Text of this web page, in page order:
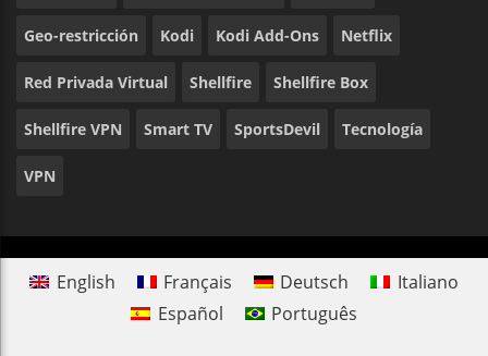
Geo-restricción Kodi Kodi Add-Ons Netflix
Red Privada Virtual Shellfire Shellfire Box
Shellfire VPN Smart TV SportsDevil Tecnología
VPN
English Français Deutsch
Italiano
Español
Português